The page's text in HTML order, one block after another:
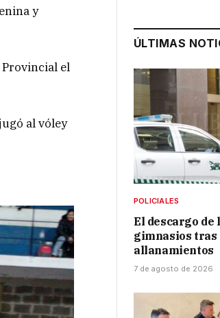
y
el
al vóley
ÚLTIMAS
POLICIALES
El descargo de
gimnasios tras
allanamientos
7 de agosto de 2026